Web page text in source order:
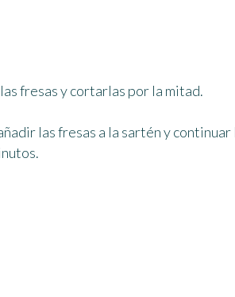
fresas y cortarlas por la mitad.
las fresas a la sartén y continuar
.